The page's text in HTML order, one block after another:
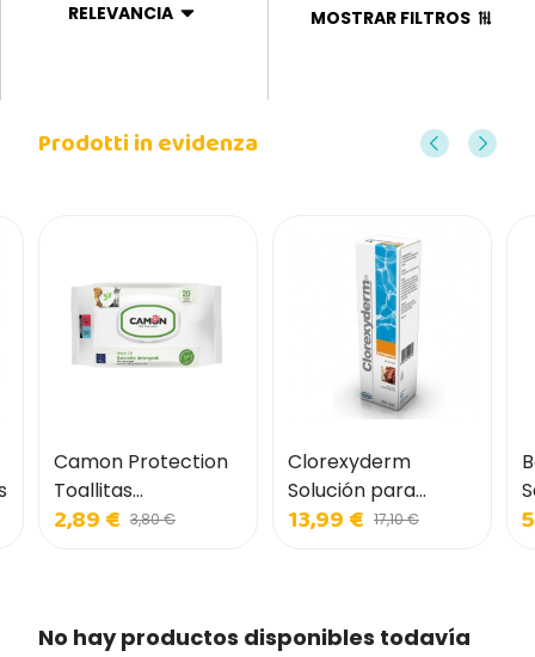
RELEVANCIA MOSTRAR FILTROS
Prodotti in evidenza
Camon Protection
Toallitas
Limpiadoras con
2,89 € 3,80 €
Clorexyderm
Solución para
Perros y Gatos
13,99 € 17,10 €
No hay productos disponibles todavía